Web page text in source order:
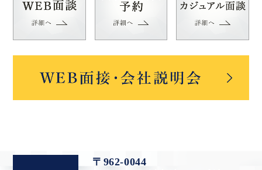
〒962-0044